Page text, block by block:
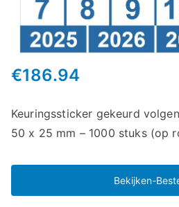
€186.94
Keuringssticker gekeurd
50 x 25 mm – 1000 stuks (op
Bekijken-